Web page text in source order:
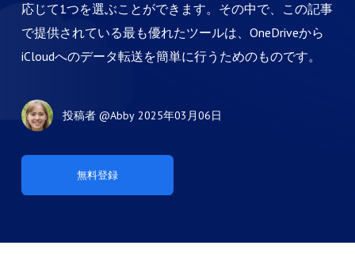
応じて1つを選ぶことができます。その中で、この記事
で提供されている最も優れたツールは、OneDriveから
iCloudへのデータ転送を簡単に行うためのものです。
投稿者 @Abby 2025年03月06日